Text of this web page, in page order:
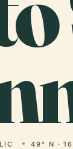
49° N ·